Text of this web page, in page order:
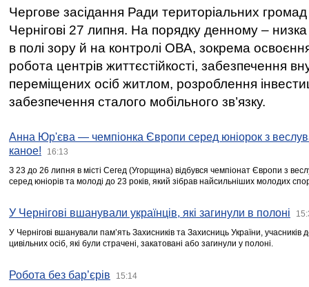
Чергове засідання Ради територіальних громад
Чернігові 27 липня. На порядку денному –
в полі зору й на контролі ОВА, зокрема освоєння
робота центрів життєстійкості, забезпечення
переміщених осіб житлом, розроблення
забезпечення сталого мобільного зв’язку.
Анна Юр'єва — чемпіонка Європи серед юніорок з
каное!
16:13
З 23 до 26 липня в місті Сегед (Угорщина) відбувся чемпіонат Європи з
серед юніорів та молоді до 23 років, який зібрав найсильніших молодих
У Чернігові вшанували українців, які загинули в полоні
У Чернігові вшанували пам’ять Захисників та Захисниць України,
цивільних осіб, які були страчені, закатовані або загинули у полоні.
Робота без бар’єрів 15:14